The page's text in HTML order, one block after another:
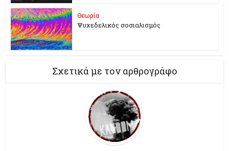
Θεωρία
Ψυχεδελικός σοσιαλισμός
Σχετικά με τον αρθρογράφο